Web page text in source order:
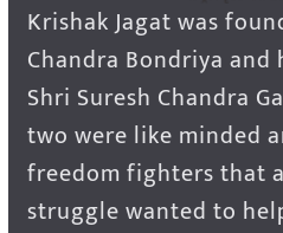
Krishak Jagat was
Chandra Bondriya
Shri Suresh Chandra
two were like minded
freedom fighters that
struggle wanted to